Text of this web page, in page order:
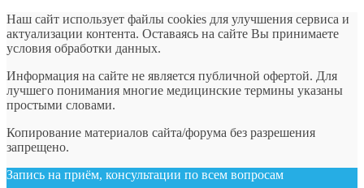
Наш сайт использует файлы cookies для улучшения сервиса и
актуализации контента. Оставаясь на сайте Вы принимаете
условия обработки данных.
Информация на сайте не является публичной офертой. Для
лучшего понимания многие медицинские термины указаны
простыми словами.
Копирование материалов сайта/форума без разрешения
запрещено.
Запись на приём, консультации по всем вопросам